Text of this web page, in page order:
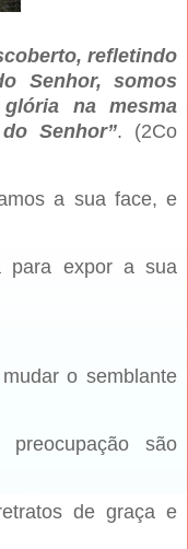
refletindo
Senhor, somos
na mesma
Senhor”. (2Co
a sua face, e
para expor a sua
o semblante
são
de graça e